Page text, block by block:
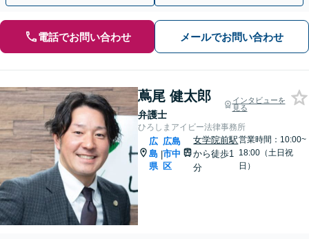
電話でお問い合わせ メールでお問い合わせ
蔦尾 健太郎
弁護士
インタビューを
見る
ひろしまアイビー法律事務所
広
島
県
|
広島
市中
区
女学院前駅
から徒歩1
分
営業時間：10:00~
18:00（土日祝
日）